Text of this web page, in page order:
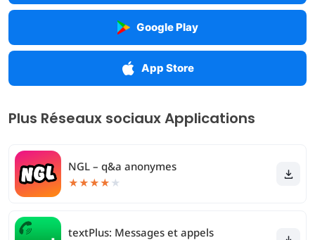
Google Play
App Store
Plus Réseaux sociaux Applications
NGL – q&a anonymes
★★★★ ★
textPlus: Messages et appels